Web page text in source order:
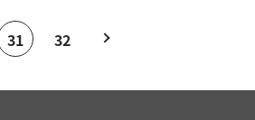
31 32